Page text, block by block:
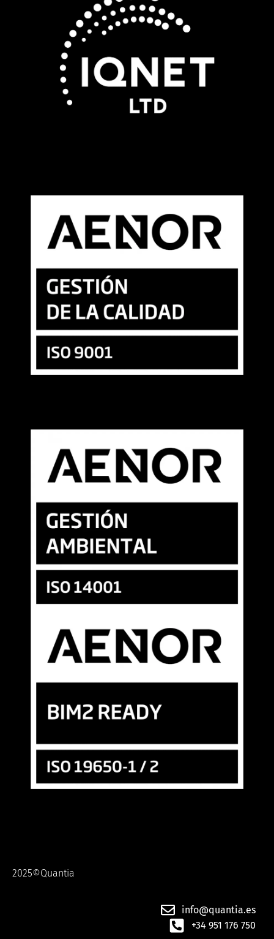
2025©Quantia
info@quantia.es
+34 951 176 750